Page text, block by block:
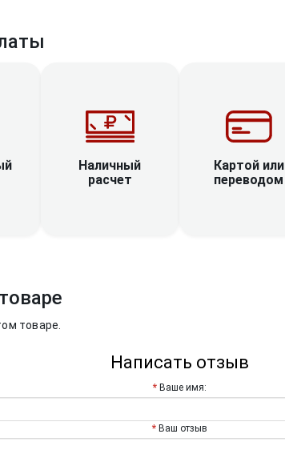
Наличный
расчет
Картой или
переводом
товаре.
Написать отзыв
Ваше имя:
Ваш отзыв